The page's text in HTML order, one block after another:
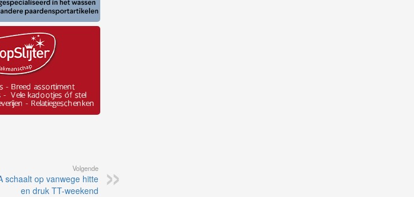
Volgende
schaalt op vanwege hitte
en druk TT-weekend